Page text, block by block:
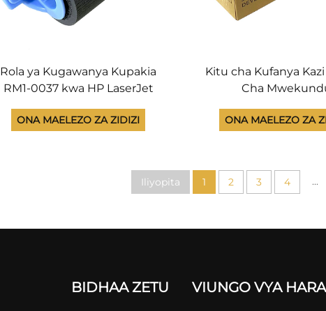
Rola ya Kugawanya Kupakia
RM1-0037 kwa HP LaserJet
4350 4700 4730 5200 M601
ONA MAELEZO ZA ZIDIZI
Kitu cha Kufanya
Cha
kwa Katyusha
ONA MAELEZO ZA
Iliyopita 1 2 3 4 ...
BIDHAA ZETU VIUNGO VYA